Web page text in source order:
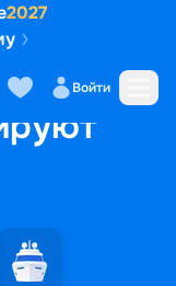
2027
Войти